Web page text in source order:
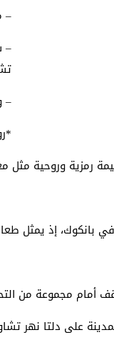
–
–
–
رمزية وروحية مثل
إذ يمثل
أمام مجموعة من
على دلتا نهر